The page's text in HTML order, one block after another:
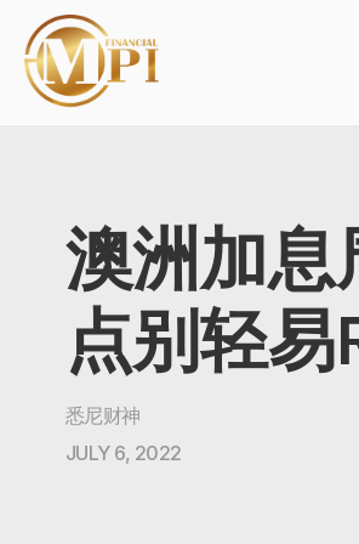
澳洲加息
点别轻
悉尼财神
JULY 6, 2022